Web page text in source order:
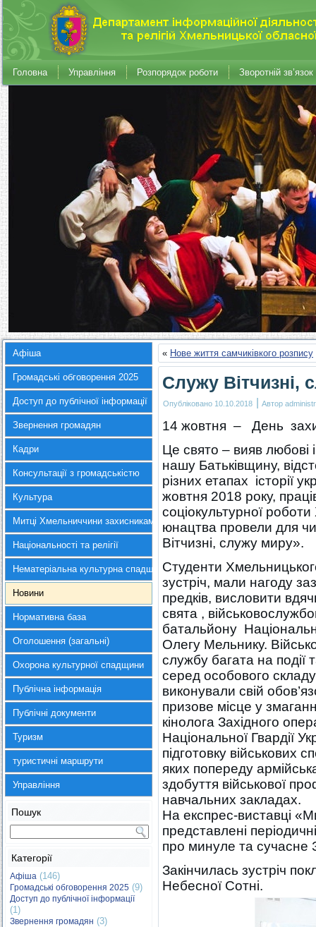
Головна Управління Розпорядок роботи Зворотній зв’язок
Афіша
Громадські обговорення 2025
Доступ до публічної інформації
Звернення громадян
Кадри
Консультації з громадськістю
Культура
Митці Хмельниччини захисникам України
Національності та релігії
Нематеріальна культурна спадщина
Новини
Нормативна база
Оголошення (загальні)
Охорона культурної спадщини
Публічна інформація
Публічні документи
Туризм
туристичні маршрути
Управління
Пошук
Категорії
Афіша (146)
Громадські обговорення 2025 (9)
Доступ до публічної інформації
(1)
Звернення громадян (3)
« Нове життя самчиківкого розпису
Служу Вітчизні,
Опубліковано 10.10.2018 | Автор
14 жовтня – День
Це свято – вияв любові
нашу Батьківщину,
різних етапах історії
жовтня 2018 року,
соціокультурної
юнацтва провели для
Вітчизні, служу миру».
Студенти
зустріч, мали нагоду
предків, висловити
свята ,
батальйону
Олегу Мельнику.
службу багата на
серед особового
виконували свій
призове місце у
кінолога Західного
Національної Гвардії
підготовку військових
яких попереду
здобуття військової
навчальних закладах.
На експрес-виставці
представлені
про минуле та сучасне
Закінчилась зустріч
Небесної Сотні.